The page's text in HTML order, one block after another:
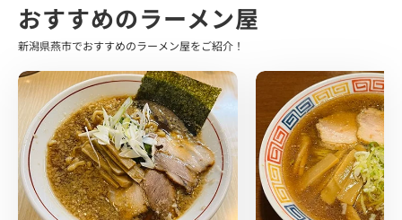
燕ならではの背脂もちらほら見えますね。
香ばしい匂いをまとわせながら早速スープを1口…
うまい！！
思ったより醤油のキレがあって、その後にふんわりと煮干
しの旨みがきます。
背脂がさらにアクセントを決めてくれます。
皆が知っているような燕三条系背脂と比較すると優しめな
味わいになっている印象です。
麺はやや中太のストレート麺。
おすすめのラーメン屋
新潟県燕市でおすすめのラーメン屋をご紹介！